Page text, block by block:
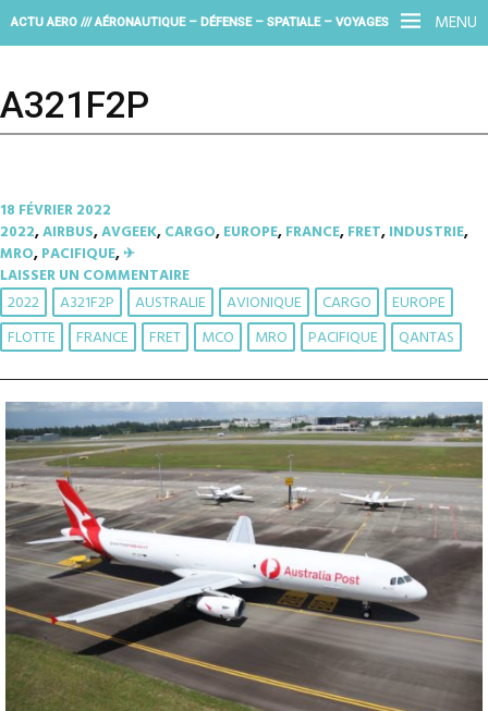
MENU
ACTU AERO /// AÉRONAUTIQUE – DÉFENSE – SPATIALE – VOYAGES
A321F2P
18 FÉVRIER 2022
2022,AIRBUS,AVGEEK,CARGO,EUROPE,FRANCE,FRET,INDUSTRIE,
MRO,PACIFIQUE,✈︎
LAISSER UN COMMENTAIRE
2022 A321F2P AUSTRALIE AVIONIQUE CARGO
EUROPE
FLOTTE
FRANCE FRET MCO MRO PACIFIQUE QANTAS